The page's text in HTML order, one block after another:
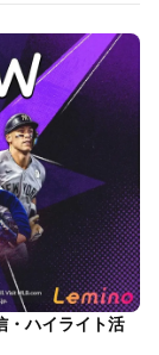
ハイライト活